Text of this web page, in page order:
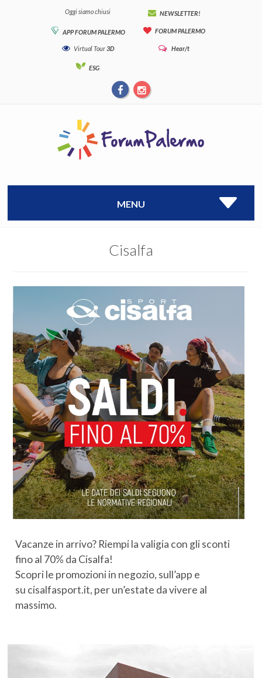
Oggi siamo chiusi NEWSLETTER!
APP FORUM PALERMO FORUM PALERMO
Virtual Tour3D Hear/t
ESG
MENU
Cisalfa
Vacanze in arrivo? Riempi la valigia con gli sconti
fino al 70% da Cisalfa!
Scopri le promozioni in negozio, sull’app e
su cisalfasport.it, per un’estate da vivere al
massimo.